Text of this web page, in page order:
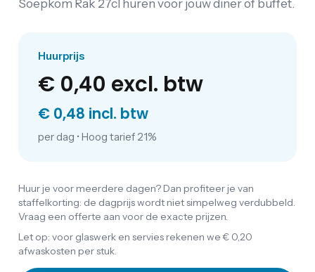
Soepkom Rak 27cl huren voor jouw diner of buffet.
Huurprijs
€ 0,40 excl. btw
€ 0,48 incl. btw
per dag • Hoog tarief 21%
Huur je voor meerdere dagen? Dan profiteer je van
staffelkorting: de dagprijs wordt niet simpelweg verdubbeld.
Vraag een offerte aan voor de exacte prijzen.
Let op: voor glaswerk en servies rekenen we € 0,20
afwaskosten per stuk.